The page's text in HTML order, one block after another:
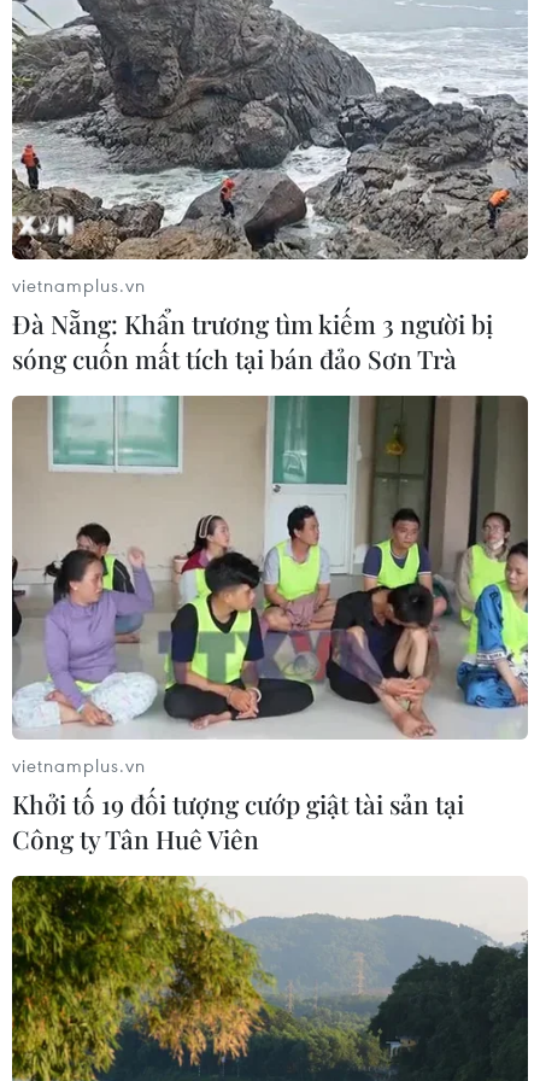
Hình thành chuỗi sản phẩm du lịch
tại “Địa đạo Kỳ Anh-Bãi sậy sông
Đầm”
24/07/2026 16:00
Tưng bùng khai mạc Lễ hội Tận
23/07/2026 16:18
"Bữa tiệc" âm thanh và ánh
sáng khai màn Lễ hội Tận hưởng Đà
Nẵng 2026
Hấp dẫn sự kiện hội tụ quán bún bò
Huế tiêu biểu cả nước
23/07/2026 15:01
Rộn rã đêm hội Sâm Ngọc
Linh: Trải nghiệm văn hóa đại ngàn
giữa lòng Đà Nẵng
21/07/2026 16:24
Kể chuyện văn hóa xứ Quảng bằng
sân khấu thực cảnh tại Lễ hội tận
hưởng Đà Nẵng 2026
21/07/2026 10:12
vietnamplus.vn
Đà Nẵng: Khẩn trương tìm kiếm 3 người bị
sóng cuốn mất tích tại bán đảo Sơn Trà
vietnamplus.vn
Khởi tố 19 đối tượng cướp giật tài sản tại
Công ty Tân Huê Viên